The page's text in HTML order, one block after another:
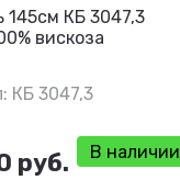
145см КБ 3047,3
вискоза
КБ 3047,3
руб. В наличии